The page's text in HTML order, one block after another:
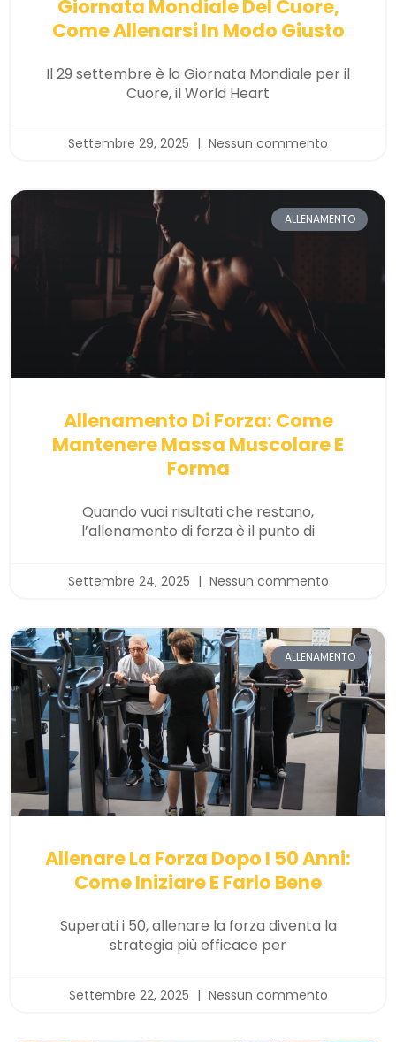
Giornata Mondiale Del Cuore,
Come Allenarsi In Modo Giusto
Il 29 settembre è la Giornata Mondiale per il
Cuore, il World Heart
Settembre 29, 2025 Nessun commento
ALLENAMENTO
Allenamento Di Forza: Come
Mantenere Massa Muscolare E
Forma
Quando vuoi risultati che restano,
l’allenamento di forza è il punto di
Settembre 24, 2025 Nessun commento
ALLENAMENTO
Allenare La Forza Dopo I 50 Anni:
Come Iniziare E Farlo Bene
Superati i 50, allenare la forza diventa la
strategia più efficace per
Settembre 22, 2025 Nessun commento